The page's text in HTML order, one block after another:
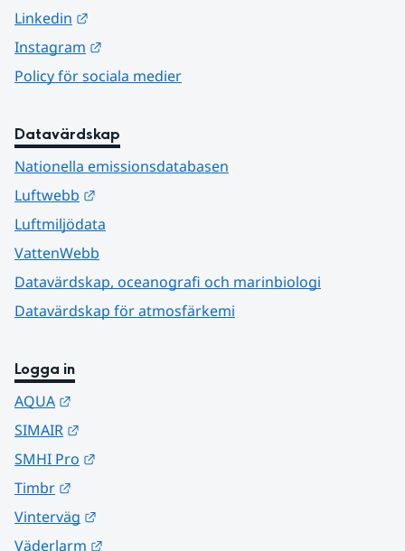
Linkedin
Instagram
Policy för sociala medier
Datavärdskap
Nationella emissionsdatabasen
Luftwebb
Luftmiljödata
VattenWebb
Datavärdskap, oceanografi och marinbiologi
Datavärdskap för atmosfärkemi
Logga in
AQUA
SIMAIR
SMHI Pro
Timbr
Vinterväg
Väderlarm